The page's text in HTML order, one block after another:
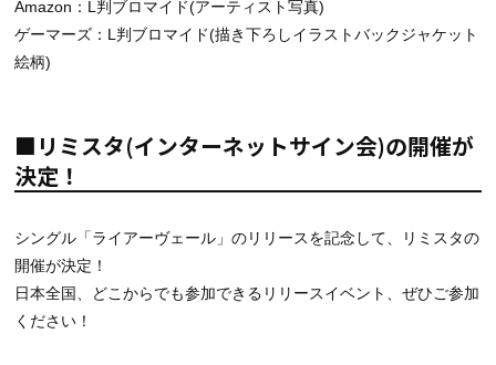
Amazon：L判ブロマイド(アーティスト写真)
ゲーマーズ：L判ブロマイド(描き下ろしイラストバックジャケット
絵柄)
■リミスタ(インターネットサイン会)の開催が
決定！
シングル「ライアーヴェール」のリリースを記念して、リミスタの
開催が決定！
日本全国、どこからでも参加できるリリースイベント、ぜひご参加
ください！